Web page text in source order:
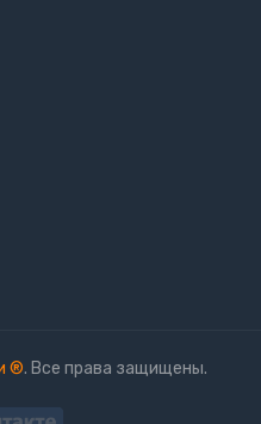
®. Все права защищены.